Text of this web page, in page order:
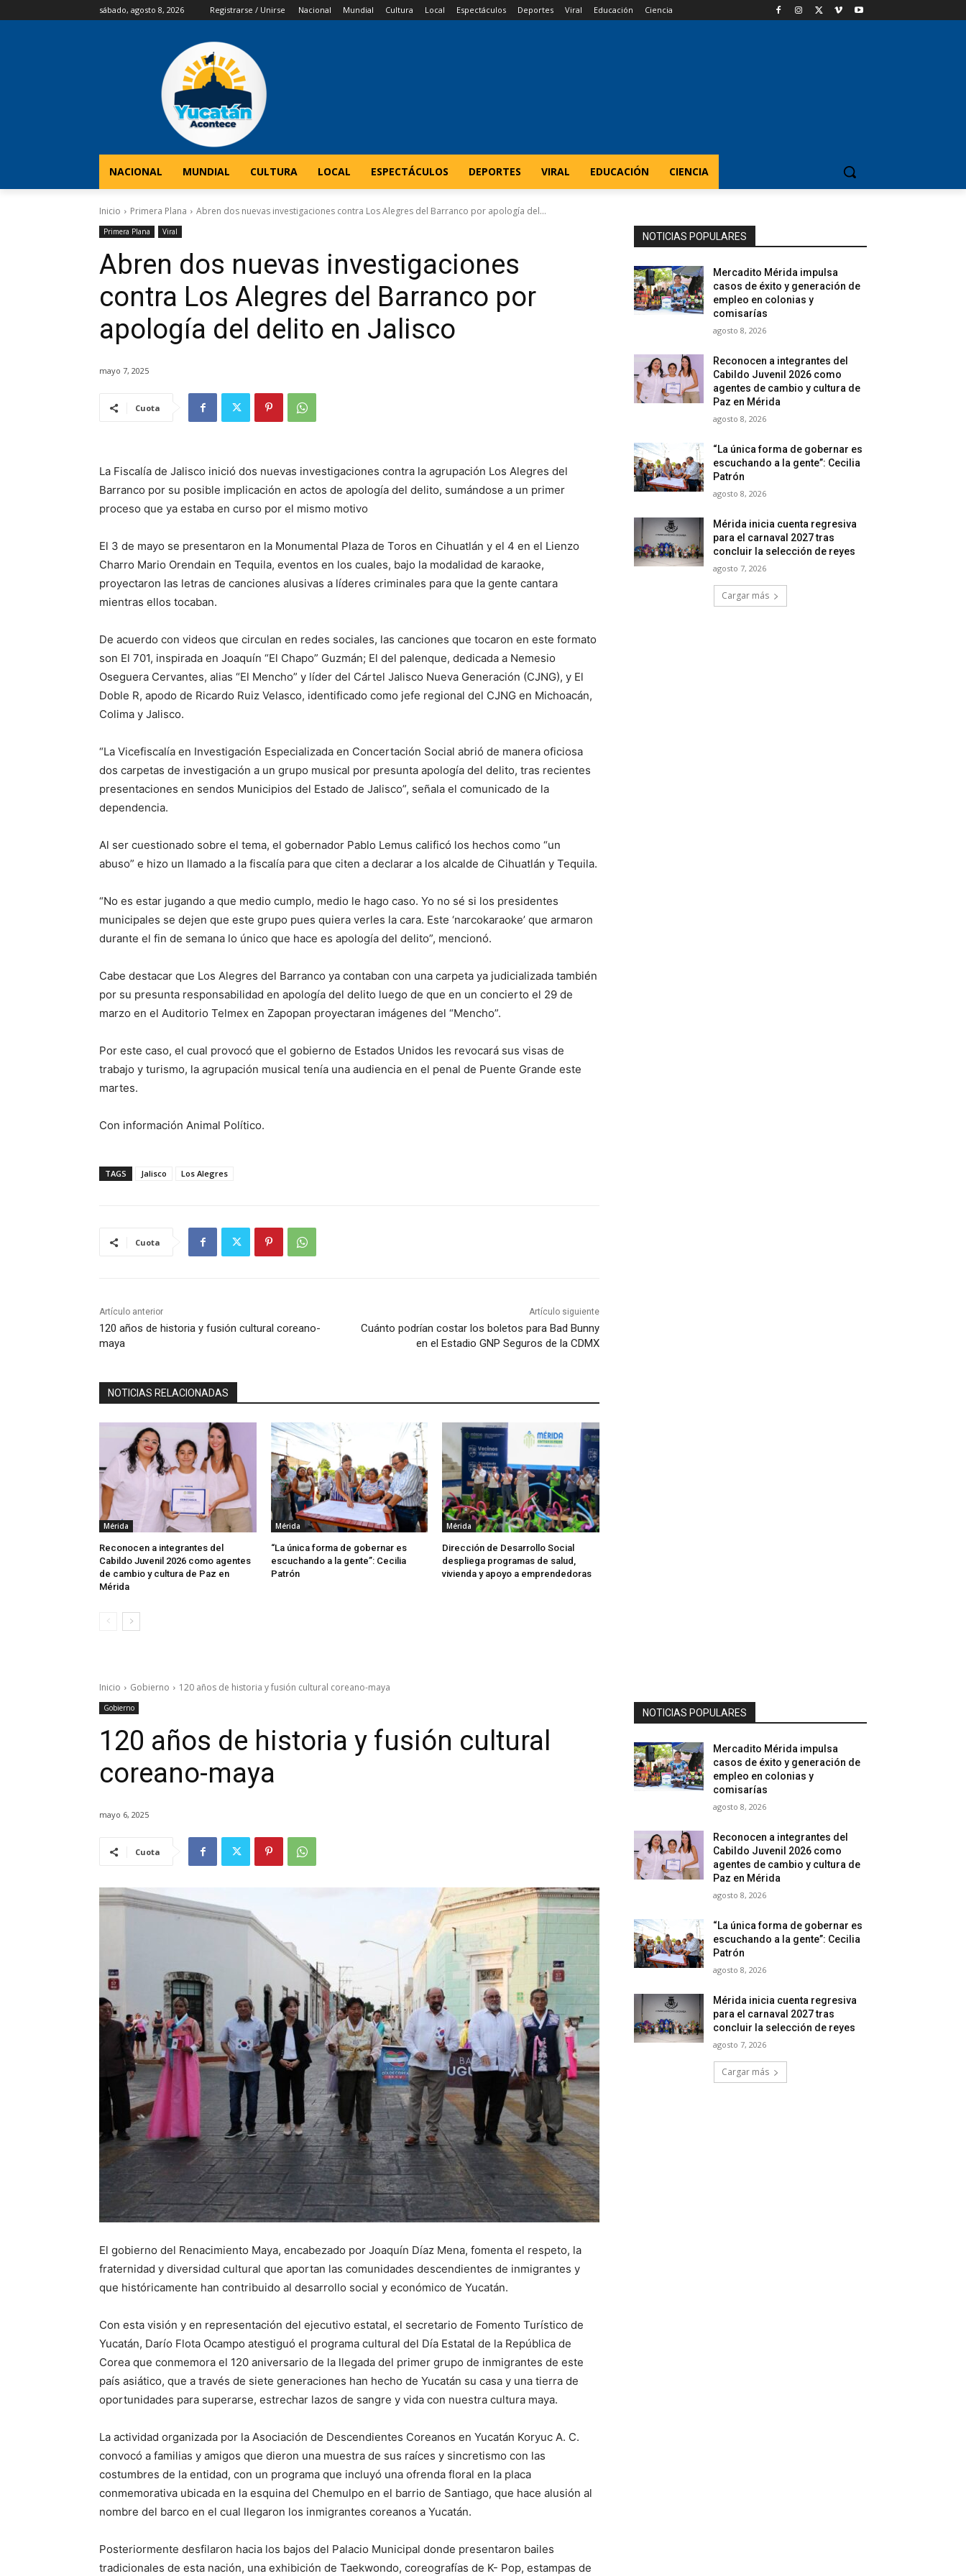
sábado, agosto 8, 2026 Registrarse / Unirse Nacional Mundial Cultura Local Espectáculos Deportes Viral Educación Ciencia
NACIONAL MUNDIAL CULTURA LOCAL ESPECTÁCULOS DEPORTES VIRAL EDUCACIÓN CIENCIA
Inicio Primera Plana Abren dos nuevas investigaciones contra Los Alegres del Barranco por apología del...
Primera Plana Viral
Abren dos nuevas investigaciones
contra Los Alegres del Barranco por
apología del delito en Jalisco
mayo 7, 2025
Cuota
La Fiscalía de Jalisco inició dos nuevas investigaciones contra la agrupación Los Alegres del
Barranco por su posible implicación en actos de apología del delito, sumándose a un primer
proceso que ya estaba en curso por el mismo motivo
El 3 de mayo se presentaron en la Monumental Plaza de Toros en Cihuatlán y el 4 en el Lienzo
Charro Mario Orendain en Tequila, eventos en los cuales, bajo la modalidad de karaoke,
proyectaron las letras de canciones alusivas a líderes criminales para que la gente cantara
mientras ellos tocaban.
De acuerdo con videos que circulan en redes sociales, las canciones que tocaron en este formato
son El 701, inspirada en Joaquín “El Chapo” Guzmán; El del palenque, dedicada a Nemesio
Oseguera Cervantes, alias “El Mencho” y líder del Cártel Jalisco Nueva Generación (CJNG), y El
Doble R, apodo de Ricardo Ruiz Velasco, identificado como jefe regional del CJNG en Michoacán,
Colima y Jalisco.
“La Vicefiscalía en Investigación Especializada en Concertación Social abrió de manera oficiosa
dos carpetas de investigación a un grupo musical por presunta apología del delito, tras recientes
presentaciones en sendos Municipios del Estado de Jalisco”, señala el comunicado de la
dependencia.
Al ser cuestionado sobre el tema, el gobernador Pablo Lemus calificó los hechos como “un
abuso” e hizo un llamado a la fiscalía para que citen a declarar a los alcalde de Cihuatlán y Tequila.
“No es estar jugando a que medio cumplo, medio le hago caso. Yo no sé si los presidentes
municipales se dejen que este grupo pues quiera verles la cara. Este ‘narcokaraoke’ que armaron
durante el fin de semana lo único que hace es apología del delito”, mencionó.
Cabe destacar que Los Alegres del Barranco ya contaban con una carpeta ya judicializada también
por su presunta responsabilidad en apología del delito luego de que en un concierto el 29 de
marzo en el Auditorio Telmex en Zapopan proyectaran imágenes del “Mencho”.
Por este caso, el cual provocó que el gobierno de Estados Unidos les revocará sus visas de
trabajo y turismo, la agrupación musical tenía una audiencia en el penal de Puente Grande este
martes.
Con información Animal Político.
TAGS Jalisco Los Alegres
Cuota
Artículo anterior
120 años de historia y fusión cultural coreano-
maya
Artículo siguiente
Cuánto podrían costar los boletos para Bad Bunny
en el Estadio GNP Seguros de la CDMX
NOTICIAS RELACIONADAS
Mérida
Reconocen a integrantes del
Cabildo Juvenil 2026 como agentes
de cambio y cultura de Paz en
Mérida
Mérida
“La única forma de gobernar es
escuchando a la gente”: Cecilia
Patrón
Mérida
Dirección de Desarrollo Social
despliega programas de salud,
vivienda y apoyo a emprendedoras
NOTICIAS POPULARES
Mercadito Mérida impulsa
casos de éxito y generación de
empleo en colonias y
comisarías
agosto 8, 2026
Reconocen a integrantes del
Cabildo Juvenil 2026 como
agentes de cambio y cultura de
Paz en Mérida
agosto 8, 2026
“La única forma de gobernar es
escuchando a la gente”: Cecilia
Patrón
agosto 8, 2026
Mérida inicia cuenta regresiva
para el carnaval 2027 tras
concluir la selección de reyes
agosto 7, 2026
Cargar más